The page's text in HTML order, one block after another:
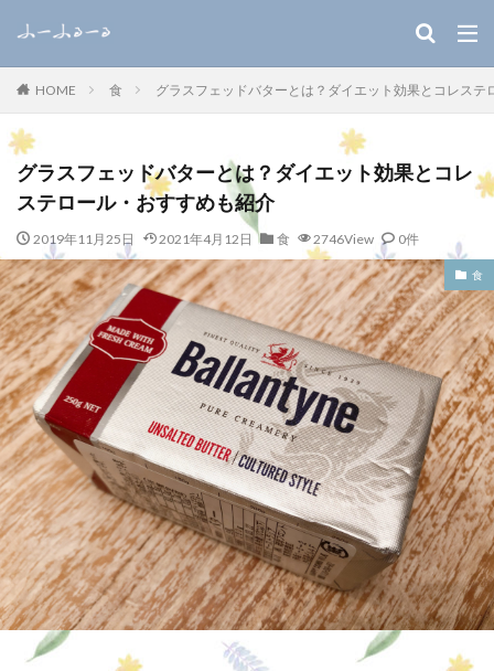
HOME 食 グラスフェッドバターとは？ダイエット効果とコレステ
グラスフェッドバターとは？ダイエット効果とコレ
ステロール・おすすめも紹介
2019年11月25日 2021年4月12日 食 2746View 0件
食
デザイン
検索